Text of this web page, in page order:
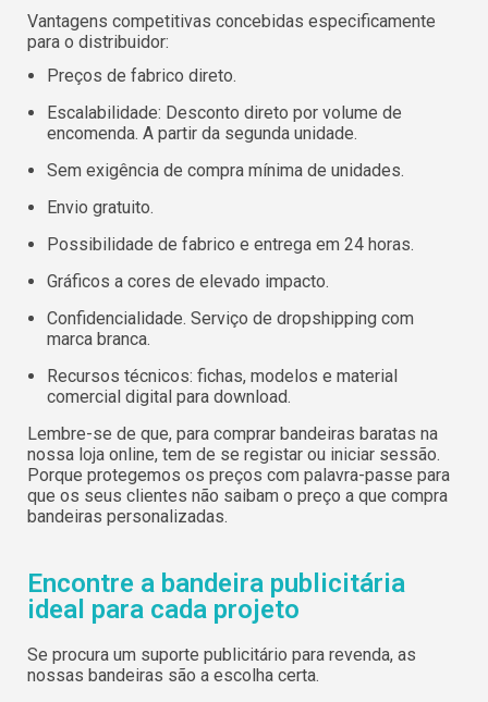
Vantagens competitivas concebidas especificamente
para o distribuidor:
Preços de fabrico direto.
Escalabilidade: Desconto direto por volume de
encomenda. A partir da segunda unidade.
Sem exigência de compra mínima de unidades.
Envio gratuito.
Possibilidade de fabrico e entrega em 24 horas.
Gráficos a cores de elevado impacto.
Confidencialidade. Serviço de dropshipping com
marca branca.
Recursos técnicos: fichas, modelos e material
comercial digital para download.
Lembre-se de que, para comprar bandeiras baratas na
nossa loja online, tem de se registar ou iniciar sessão.
Porque protegemos os preços com palavra-passe para
que os seus clientes não saibam o preço a que compra
bandeiras personalizadas.
Encontre a bandeira publicitária
ideal para cada projeto
Se procura um suporte publicitário para revenda, as
nossas bandeiras são a escolha certa.